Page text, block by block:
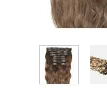
View larger